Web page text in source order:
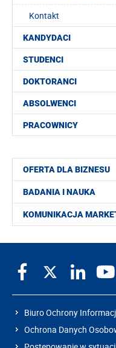
Kontakt
KANDYDACI
STUDENCI
DOKTORANCI
ABSOLWENCI
PRACOWNICY
OFERTA DLA BIZNESU
BADANIA I NAUKA
KOMUNIKACJA
Biuro Ochrony
Ochrona Danych